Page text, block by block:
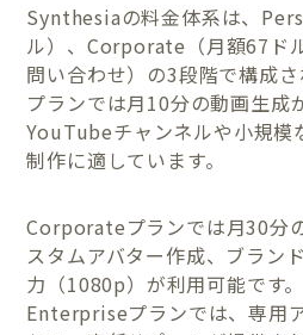
Synthesiaの料金体系は、
ル）、Corporate（月額67ド
問い合わせ）の3段階で構成
プランでは月10分の動画生成
YouTubeチャンネルや小規模
制作に適しています。
Corporateプランでは月30分
スタムアバター作成、ブラン
力（1080p）が利用可能です
Enterpriseプランでは、専用